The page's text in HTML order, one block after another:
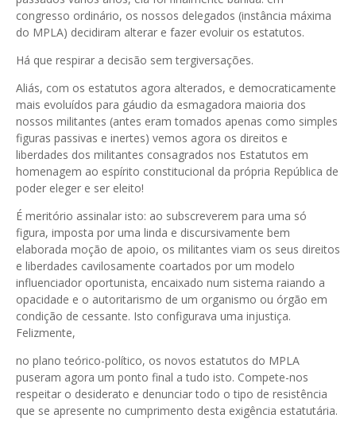
congresso ordinário, os nossos delegados (instância máxima
do MPLA) decidiram alterar e fazer evoluir os estatutos.
Há que respirar a decisão sem tergiversações.
Aliás, com os estatutos agora alterados, e democraticamente
mais evoluídos para gáudio da esmagadora maioria dos
nossos militantes (antes eram tomados apenas como simples
figuras passivas e inertes) vemos agora os direitos e
liberdades dos militantes consagrados nos Estatutos em
homenagem ao espírito constitucional da própria República de
poder eleger e ser eleito!
É meritório assinalar isto: ao subscreverem para uma só
figura, imposta por uma linda e discursivamente bem
elaborada moção de apoio, os militantes viam os seus direitos
e liberdades cavilosamente coartados por um modelo
influenciador oportunista, encaixado num sistema raiando a
opacidade e o autoritarismo de um organismo ou órgão em
condição de cessante. Isto configurava uma injustiça.
Felizmente,
no plano teórico-político, os novos estatutos do MPLA
puseram agora um ponto final a tudo isto. Compete-nos
respeitar o desiderato e denunciar todo o tipo de resistência
que se apresente no cumprimento desta exigência estatutária.